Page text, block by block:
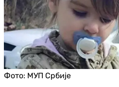
Фото: МУП Србије